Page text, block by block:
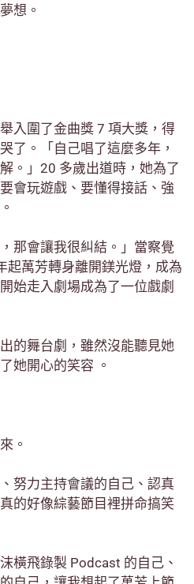
想。
入圍了金曲獎 7 項大獎，得
了。「自己唱了這麼多年，
。」20 多歲出道時，她為了
會玩遊戲、要懂得接話、強
那會讓我很糾結。」當察覺
起萬芳轉身離開鎂光燈，成為
始走入劇場成為了一位戲劇
的舞台劇，雖然沒能聽見她
她開心的笑容 。
。
努力主持會議的自己、認真
的好像綜藝節目裡拼命搞笑
橫飛錄製 Podcast 的自己、